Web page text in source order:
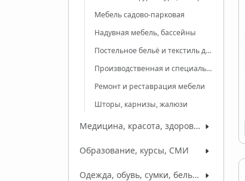
Мебель садово-парковая
Надувная мебель, бассейны
Постельное бельё и текстиль для дома
Производственная и специальная мебель
Ремонт и реставрация мебели
Шторы, карнизы, жалюзи
Медицина, красота, здоровье
Образование, курсы, СМИ
Одежда, обувь, сумки, белье, ткани